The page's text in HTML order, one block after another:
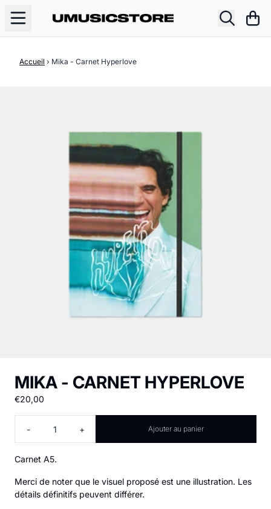
Accueil › Mika - Carnet Hyperlove
MIKA - CARNET HYPERLOVE
€20,00
- + Ajouter au panier
Carnet A5.
Merci de noter que le visuel proposé est une illustration. Les
détails définitifs peuvent différer.